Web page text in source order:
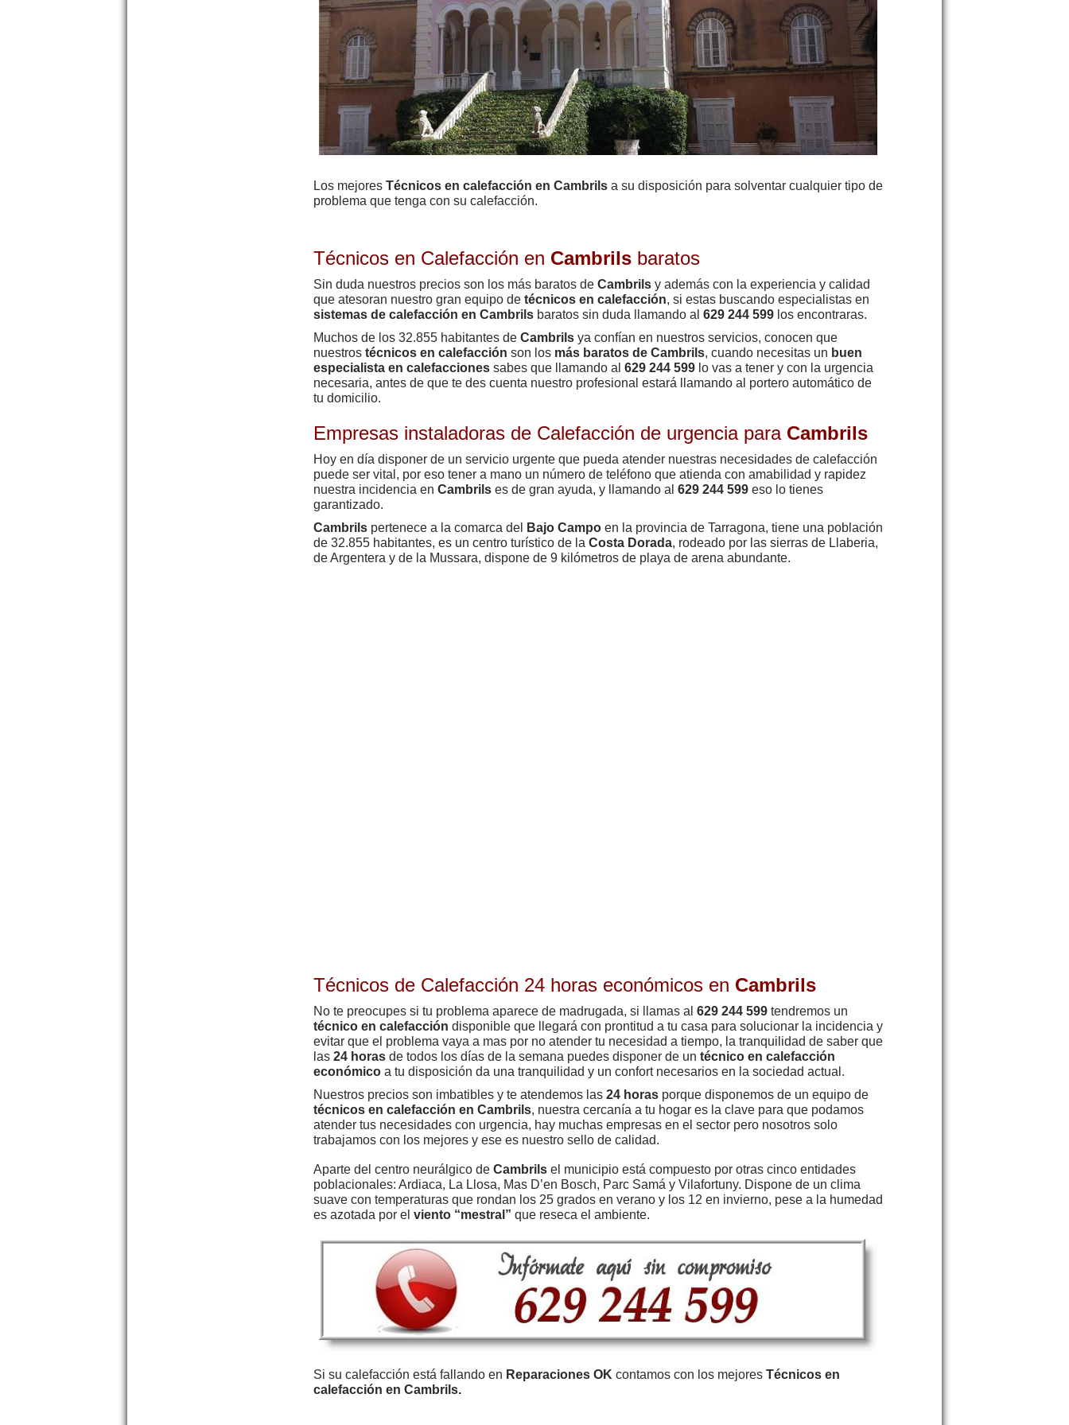
Los mejores Técnicos en calefacción en Cambrils a su disposición para solventar cualquier tipo de
problema que tenga con su calefacción.
Técnicos en Calefacción en Cambrils baratos
Sin duda nuestros precios son los más baratos de Cambrils y además con la experiencia y calidad
que atesoran nuestro gran equipo de técnicos en calefacción, si estas buscando especialistas en
sistemas de calefacción en Cambrils baratos sin duda llamando al 629 244 599 los encontraras.
Muchos de los 32.855 habitantes de Cambrils ya confían en nuestros servicios, conocen que
nuestros técnicos en calefacción son los más baratos de Cambrils, cuando necesitas un buen
especialista en calefacciones sabes que llamando al 629 244 599 lo vas a tener y con la urgencia
necesaria, antes de que te des cuenta nuestro profesional estará llamando al portero automático de
tu domicilio.
Empresas instaladoras de Calefacción de urgencia para Cambrils
Hoy en día disponer de un servicio urgente que pueda atender nuestras necesidades de calefacción
puede ser vital, por eso tener a mano un número de teléfono que atienda con amabilidad y rapidez
nuestra incidencia en Cambrils es de gran ayuda, y llamando al 629 244 599 eso lo tienes
garantizado.
Cambrils pertenece a la comarca del Bajo Campo en la provincia de Tarragona, tiene una población
de 32.855 habitantes, es un centro turístico de la Costa Dorada, rodeado por las sierras de Llaberia,
de Argentera y de la Mussara, dispone de 9 kilómetros de playa de arena abundante.
Técnicos de Calefacción 24 horas económicos en Cambrils
No te preocupes si tu problema aparece de madrugada, si llamas al 629 244 599 tendremos un
técnico en calefacción disponible que llegará con prontitud a tu casa para solucionar la incidencia y
evitar que el problema vaya a mas por no atender tu necesidad a tiempo, la tranquilidad de saber que
las 24 horas de todos los días de la semana puedes disponer de un técnico en calefacción
económico a tu disposición da una tranquilidad y un confort necesarios en la sociedad actual.
Nuestros precios son imbatibles y te atendemos las 24 horas porque disponemos de un equipo de
técnicos en calefacción en Cambrils, nuestra cercanía a tu hogar es la clave para que podamos
atender tus necesidades con urgencia, hay muchas empresas en el sector pero nosotros solo
trabajamos con los mejores y ese es nuestro sello de calidad.
Aparte del centro neurálgico de Cambrils el municipio está compuesto por otras cinco entidades
poblacionales: Ardiaca, La Llosa, Mas D’en Bosch, Parc Samá y Vilafortuny. Dispone de un clima
suave con temperaturas que rondan los 25 grados en verano y los 12 en invierno, pese a la humedad
es azotada por el viento “mestral” que reseca el ambiente.
Si su calefacción está fallando en Reparaciones OK contamos con los mejores Técnicos en
calefacción en Cambrils.